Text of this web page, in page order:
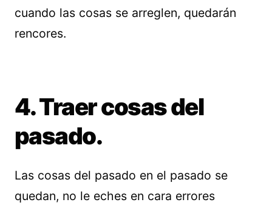
cuando las cosas se arreglen, quedarán
rencores.
4. Traer cosas del
pasado.
Las cosas del pasado en el pasado se
quedan, no le eches en cara errores